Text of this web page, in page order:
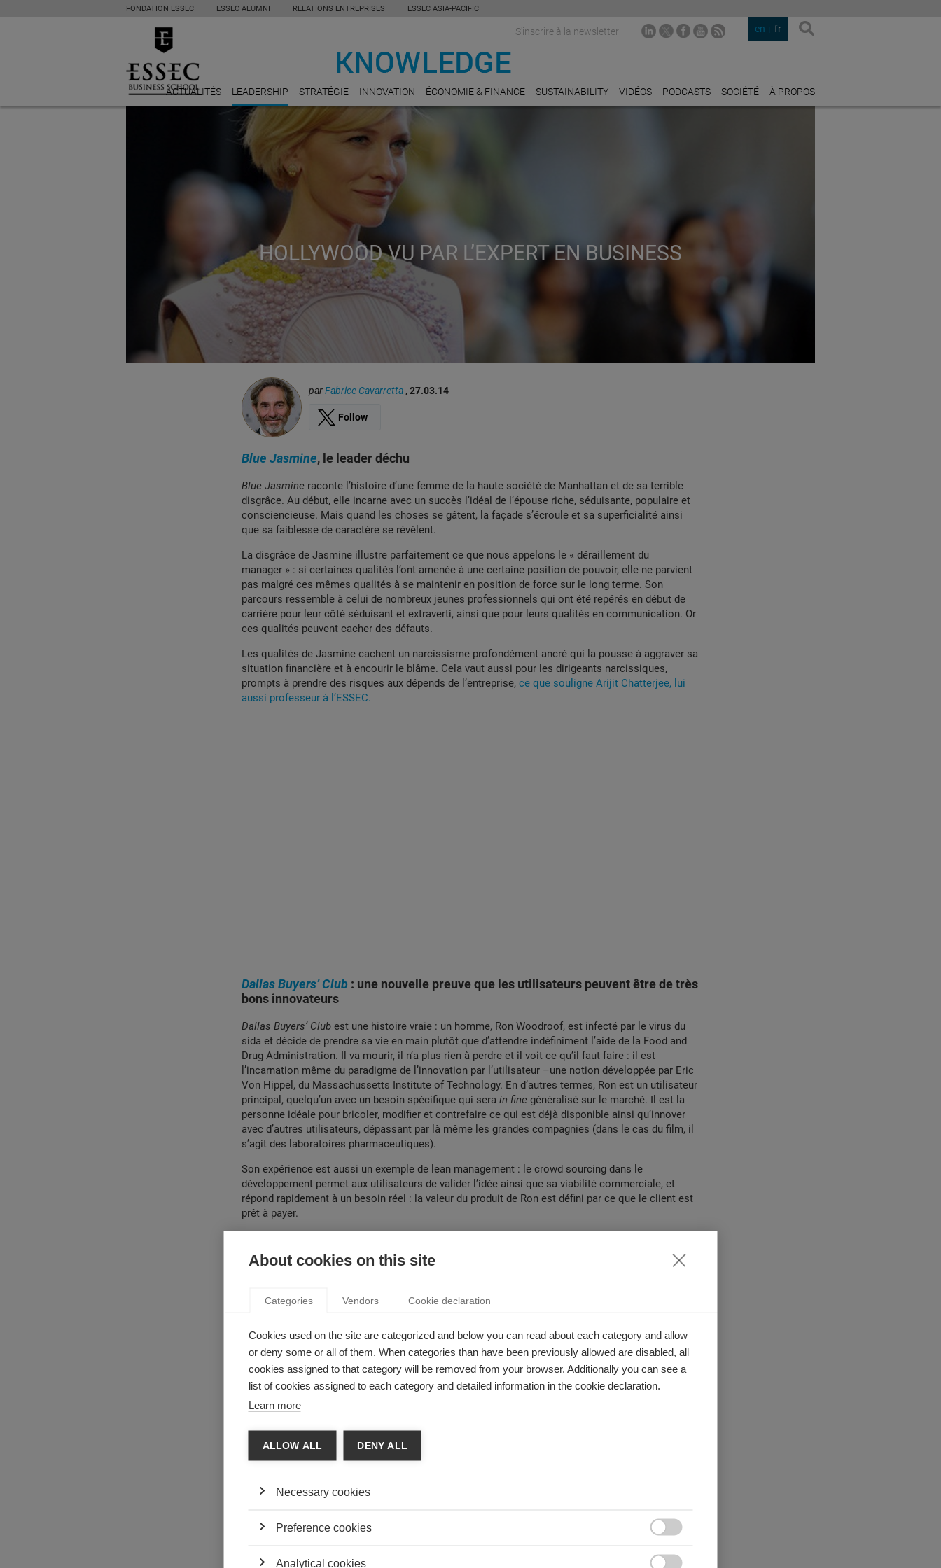
FONDATION ESSEC ESSEC ALUMNI RELATIONS ENTREPRISES ESSEC ASIA-PACIFIC
en fr
S'inscrire à la newsletter
ACTUALITÉS LEADERSHIP STRATÉGIE INNOVATION ÉCONOMIE & FINANCE SUSTAINABILITY VIDÉOS PODCASTS SOCIÉTÉ À PROPOS
HOLLYWOOD VU PAR L’EXPERT EN BUSINESS
parFabrice Cavarretta , 27.03.14
Follow
Blue Jasmine, le leader déchu
Blue Jasmine raconte l’histoire d’une femme de la haute société de Manhattan et de sa terrible
disgrâce. Au début, elle incarne avec un succès l’idéal de l’épouse riche, séduisante, populaire et
consciencieuse. Mais quand les choses se gâtent, la façade s’écroule et sa superficialité ainsi
que sa faiblesse de caractère se révèlent.
La disgrâce de Jasmine illustre parfaitement ce que nous appelons le « déraillement du
manager » : si certaines qualités l’ont amenée à une certaine position de pouvoir, elle ne parvient
pas malgré ces mêmes qualités à se maintenir en position de force sur le long terme. Son
parcours ressemble à celui de nombreux jeunes professionnels qui ont été repérés en début de
carrière pour leur côté séduisant et extraverti, ainsi que pour leurs qualités en communication. Or
ces qualités peuvent cacher des défauts.
Les qualités de Jasmine cachent un narcissisme profondément ancré qui la pousse à aggraver sa
situation financière et à encourir le blâme. Cela vaut aussi pour les dirigeants narcissiques,
prompts à prendre des risques aux dépends de l’entreprise, ce que souligne Arijit Chatterjee, lui
aussi professeur à l’ESSEC.
Dallas Buyers’ Club : une nouvelle preuve que les utilisateurs peuvent être de très
bons innovateurs
Dallas Buyers’ Club est une histoire vraie : un homme, Ron Woodroof, est infecté par le virus du
sida et décide de prendre sa vie en main plutôt que d’attendre indéfiniment l’aide de la Food and
Drug Administration. Il va mourir, il n’a plus rien à perdre et il voit ce qu’il faut faire : il est
l’incarnation même du paradigme de l’innovation par l’utilisateur –une notion développée par Eric
Von Hippel, du Massachussetts Institute of Technology. En d’autres termes, Ron est un utilisateur
principal, quelqu’un avec un besoin spécifique qui sera in fine généralisé sur le marché. Il est la
personne idéale pour bricoler, modifier et contrefaire ce qui est déjà disponible ainsi qu’innover
avec d’autres utilisateurs, dépassant par là même les grandes compagnies (dans le cas du film, il
s’agit des laboratoires pharmaceutiques).
Son expérience est aussi un exemple de lean management : le crowd sourcing dans le
développement permet aux utilisateurs de valider l’idée ainsi que sa viabilité commerciale, et
répond rapidement à un besoin réel : la valeur du produit de Ron est défini par ce que le client est
prêt à payer.
: ébauche de la troisième révolution industrielle à venir
Dans ce film de Spike Jonez, Theodore tombe amoureux de son système d’exploitation. Cette
notables sur l’économie et la société, sans compter son impact sur notre vie affective.
About cookies on this site
Categories Vendors Cookie declaration
Cookies used on the site are categorized and below you can read about each category and allow
or deny some or all of them. When categories than have been previously allowed are disabled, all
cookies assigned to that category will be removed from your browser. Additionally you can see a
list of cookies assigned to each category and detailed information in the cookie declaration.
Learn more
ALLOW ALL DENY ALL
Necessary cookies
Preference cookies
Analytical cookies